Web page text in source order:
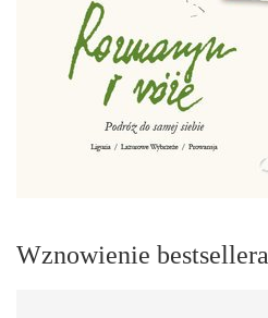
Wznowienie bestsellera